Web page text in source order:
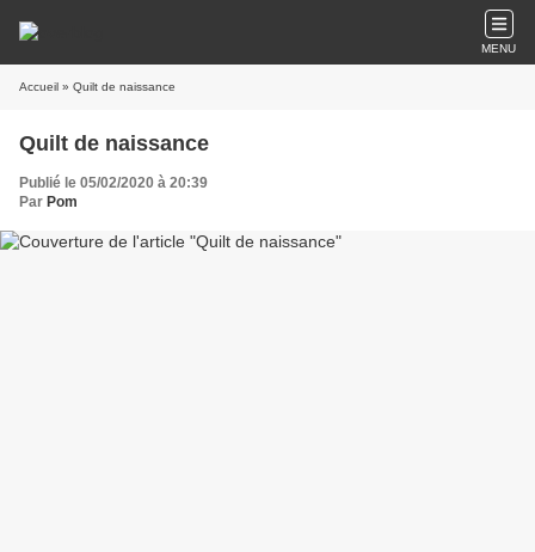
MENU
Accueil » Quilt de naissance
Quilt de naissance
Publié le 05/02/2020 à 20:39
Par Pom